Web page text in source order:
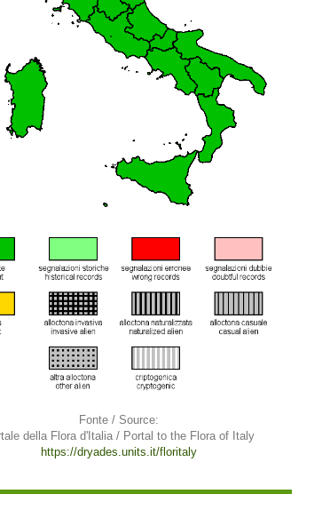
Fonte / Source:
della Flora d'Italia / Portal to the Flora of Italy
https://dryades.units.it/floritaly